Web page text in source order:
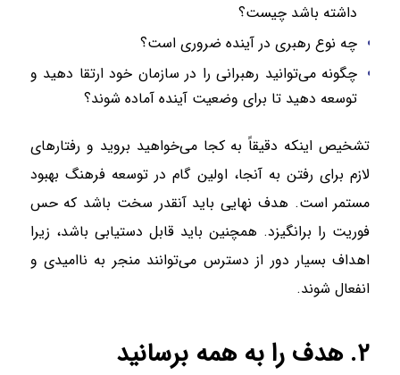
داشته باشد چیست؟
چه نوع رهبری در آینده ضروری است؟
چگونه می‌توانید رهبرانی را در سازمان خود ارتقا دهید و
توسعه دهید تا برای وضعیت آینده آماده شوند؟
تشخیص اینکه دقیقاً به کجا می‌خواهید بروید و رفتار‌های
لازم برای رفتن به آنجا، اولین گام در توسعه فرهنگ بهبود
مستمر است. هدف نهایی باید آنقدر سخت باشد که حس
فوریت را برانگیزد. همچنین باید قابل دستیابی باشد، زیرا
اهداف بسیار دور از دسترس می‌توانند منجر به ناامیدی و
انفعال شوند.
۲. هدف را به همه برسانید